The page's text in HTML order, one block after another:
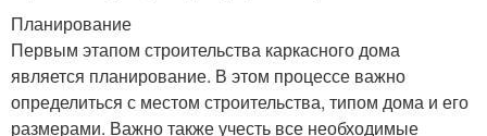
Планирование
Первым этапом строительства каркасного дома
является планирование. В этом процессе важно
определиться с местом строительства, типом дома и его
размерами. Важно также учесть все необходимые